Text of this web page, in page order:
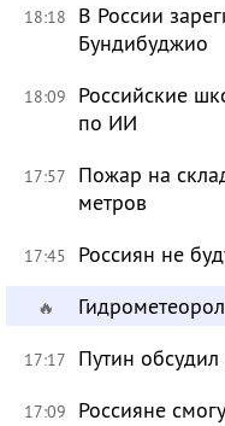
18:18
В России
Бундибуджио
18:09
Российские
по ИИ
17:57
Пожар на
метров
17:45 Россиян не
🔥
17:17 Путин
17:09 Россияне